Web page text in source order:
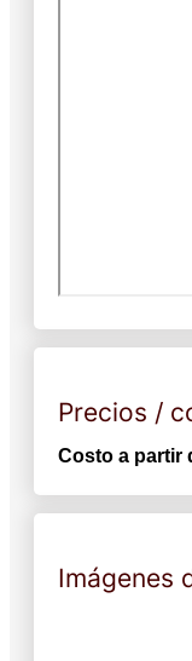
Precios /
Costo a partir
Imágenes